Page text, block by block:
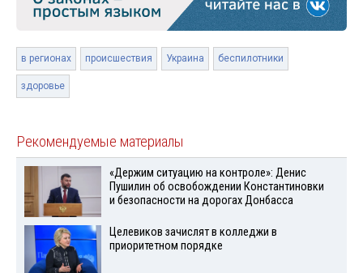
в регионах происшествия Украина беспилотники
здоровье
Рекомендуемые материалы
«Держим ситуацию на контроле»: Денис
Пушилин об освобождении Константиновки
и безопасности на дорогах Донбасса
Целевиков зачислят в колледжи в
приоритетном порядке